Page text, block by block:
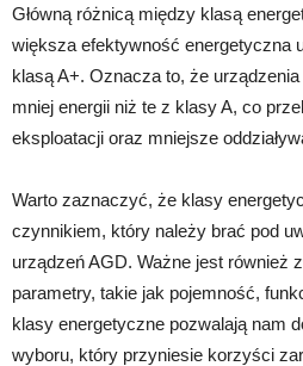
Główną różnicą między klasą
większa efektywność energetyczna
klasą A+. Oznacza to, że
mniej energii niż te z klasy A, co
eksploatacji oraz mniejsze
Warto zaznaczyć, że klasy
czynnikiem, który należy brać pod
urządzeń AGD. Ważne jest również
parametry, takie jak pojemność,
klasy energetyczne pozwalają nam
wyboru, który przyniesie korzyści